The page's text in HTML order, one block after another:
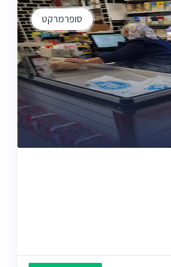
סופרמרקט